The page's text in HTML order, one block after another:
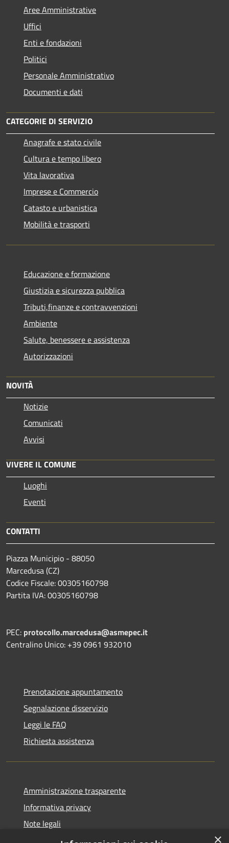
Aree Amministrative
Uffici
Enti e fondazioni
Politici
Personale Amministrativo
Documenti e dati
CATEGORIE DI SERVIZIO
Anagrafe e stato civile
Cultura e tempo libero
Vita lavorativa
Imprese e Commercio
Catasto e urbanistica
Mobilità e trasporti
Educazione e formazione
Giustizia e sicurezza pubblica
Tributi,finanze e contravvenzioni
Ambiente
Salute, benessere e assistenza
Autorizzazioni
NOVITÀ
Notizie
Comunicati
Avvisi
VIVERE IL COMUNE
Luoghi
Eventi
CONTATTI
Piazza Municipio - 88050
Marcedusa (CZ)
Codice Fiscale: 00305160798
Partita IVA: 00305160798
PEC: protocollo.marcedusa@asmepec.it
Centralino Unico: +39 0961 932010
Prenotazione appuntamento
Segnalazione disservizio
Leggi le FAQ
Richiesta assistenza
Amministrazione trasparente
Informativa privacy
Note legali
Dichiarazione di accessibilità
×